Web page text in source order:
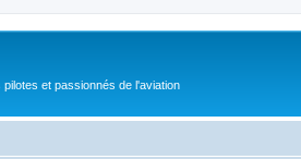
et passionnés de l'aviation